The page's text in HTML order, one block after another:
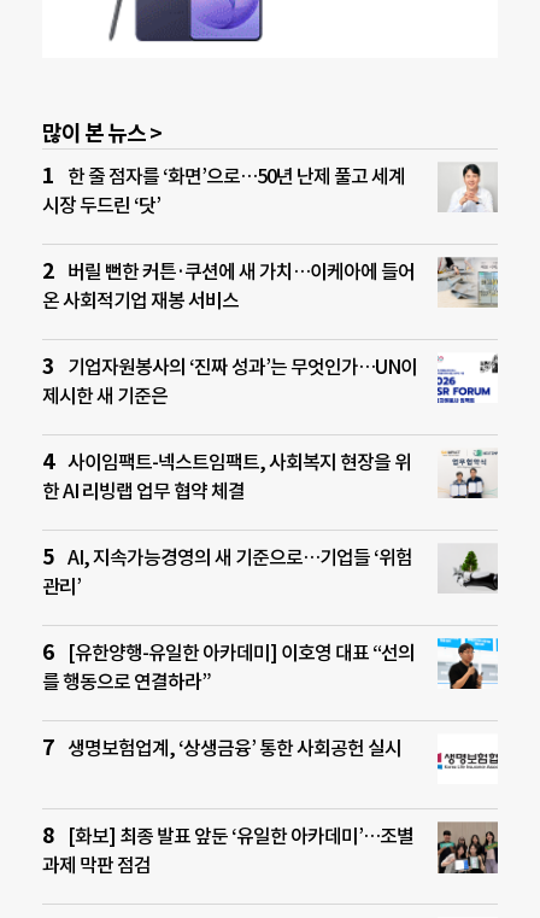
많이 본 뉴스 >
한 줄 점자를 ‘화면’으로…50년 난제 풀고 세계
시장 두드린 ‘닷’
버릴 뻔한 커튼·쿠션에 새 가치…이케아에 들어
온 사회적기업 재봉 서비스
기업자원봉사의 ‘진짜 성과’는 무엇인가…UN이
제시한 새 기준은
사이임팩트-넥스트임팩트, 사회복지 현장을 위
한 AI 리빙랩 업무 협약 체결
AI, 지속가능경영의 새 기준으로…기업들 ‘위험
관리’
[유한양행-유일한 아카데미] 이호영 대표 “선의
를 행동으로 연결하라”
생명보험업계, ‘상생금융’ 통한 사회공헌 실시
[화보] 최종 발표 앞둔 ‘유일한 아카데미’…조별
과제 막판 점검